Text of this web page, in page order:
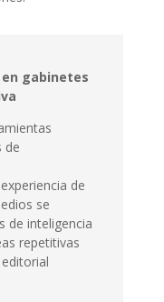
gabinetes
de
de
se
de inteligencia
repetitivas